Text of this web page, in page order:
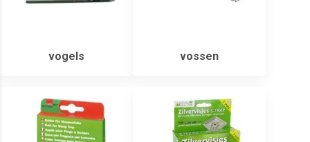
vogels vossen